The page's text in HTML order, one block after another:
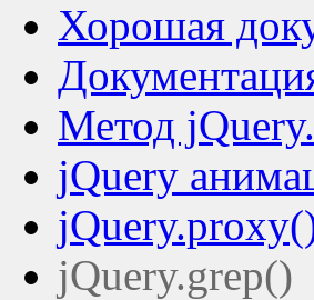
Хорошая
Метод
jQuery
jQuery.grep()